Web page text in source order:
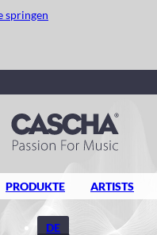
springen
PRODUKTE ARTISTS
DE